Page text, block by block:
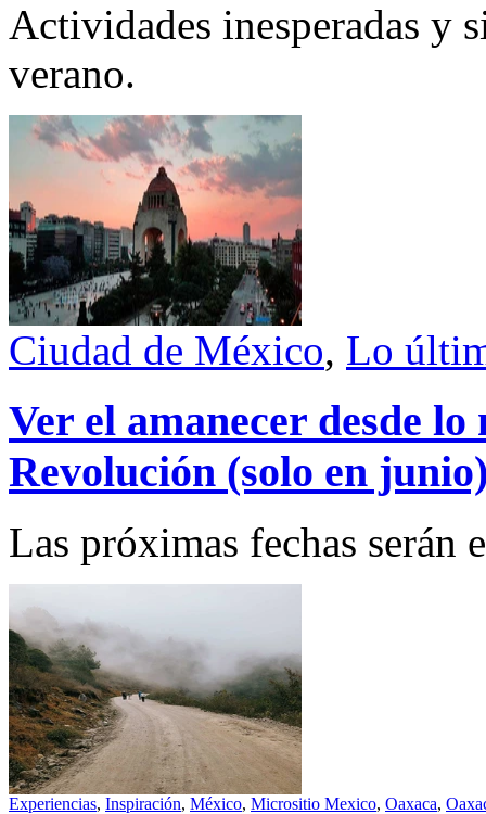
Actividades inesperadas y
verano.
Ciudad de México, Lo
Ver el amanecer desde
Revolución (solo en
Las próximas fechas serán
Experiencias, Inspiración, México, Micrositio Mexico, Oaxaca,